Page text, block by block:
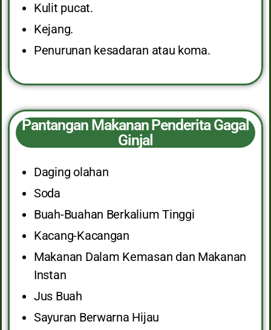
Kulit pucat.
Kejang.
Penurunan kesadaran atau koma.
Pantangan Makanan Penderita Gagal
Ginjal
Daging olahan
Soda
Buah-Buahan Berkalium Tinggi
Kacang-Kacangan
Makanan Dalam Kemasan dan Makanan
Instan
Jus Buah
Sayuran Berwarna Hijau